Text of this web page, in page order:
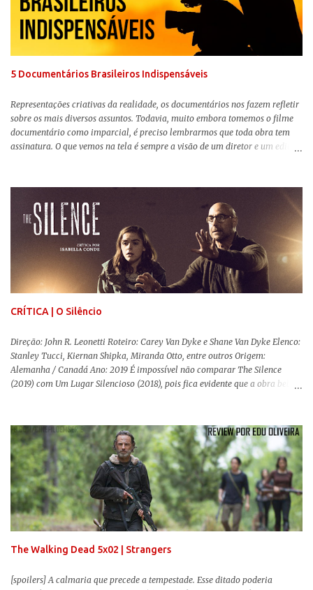
projeção, e por mais um bom tempo após deixar o cinema. Trata-se de
uma obra difícil de ser "digerida", pois lida com temas sensíveis, como
abuso, doença mental, bullying e violência física. Todo esse turbilhão de
5 Documentários Brasileiros Indispensáveis
Representações criativas da realidade, os documentários nos fazem refletir
sobre os mais diversos assuntos. Todavia, muito embora tomemos o filme
documentário como imparcial, é preciso lembrarmos que toda obra tem
assinatura. O que vemos na tela é sempre a visão de um diretor e um editor
sempre importante levarmos em conta quem assina e qual a função social
da obra. O cinema brasileiro é celeiro de grandes documentaristas, muitos
deles mundialmente reconhecidos. Pensando na variedade de estilos e
estéticas de se fazer documentários, selecionei 5 produções tupiniquins do
gênero que, para mim, são indispensáveis: ▼ Cabra Marcado para Morrer
(1984) , de Eduardo Coutinho Em 1964, devido ao golpe militar, Eduardo
Coutinho (Edifício Master) teve que abandonar as filmagens do
documentário sobre o assassinato do líder camponês Joã...
CRÍTICA | O Silêncio
Direção: John R. Leonetti Roteiro: Carey Van Dyke e Shane Van Dyke Elenco:
Stanley Tucci, Kiernan Shipka, Miranda Otto, entre outros Origem:
Alemanha / Canadá Ano: 2019 É impossível não comparar The Silence
(2019) com Um Lugar Silencioso (2018), pois fica evidente que a obra bebe
reproduzir alguns elementos que consograram a obra de John Krasinski
(The Office). Aqui os “monstros” com audições aguçadas eram seres da
Terra que estavam presos por séculos em uma caverna recém descoberta,
libertando-os pelo mundo. O espectador acompanha uma família que tem
uma pequena vantagem em relação às outras pessoas. Adivinhem? Sabem
viver em silêncio pelo fato da filha mais velha ser surda. Para aqueles que
amam filmes com temática apocalíptica, a produção pode até funcionar
como entretenimento mediano. Todo o cenário de fuga, pânico col...
The Walking Dead 5x02 | Strangers
[spoilers] A calmaria que precede a tempestade. Esse ditado poderia